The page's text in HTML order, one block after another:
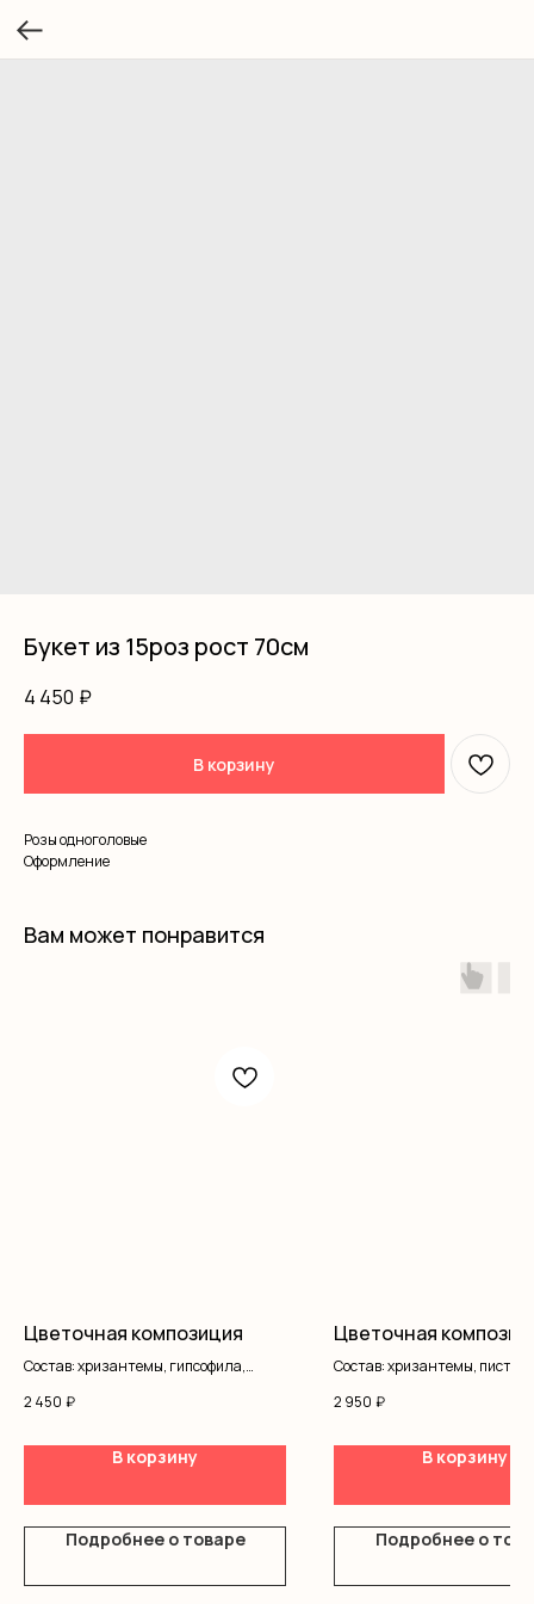
Букет из 15роз рост 70см
4 450 ₽
В корзину
Розы одноголовые
Оформление
Вам может понравится
Цветочная композиция
Состав: хризантемы, гипсофила,
2 450 ₽
В корзину
Подробнее о товаре
Цветочная
Состав: хризантемы,
2 950 ₽
В корзину
Подробнее о